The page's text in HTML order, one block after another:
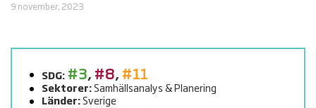
9 november, 2023
SDG: #3, #8, #11
Sektorer: Samhällsanalys & Planering
Länder: Sverige